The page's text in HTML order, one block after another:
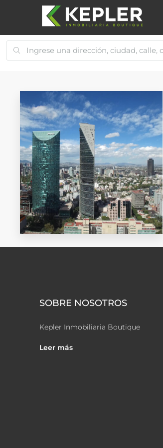
Ciudad de México
SOBRE NOSOTROS
Kepler Inmobiliaria Boutique
Leer más